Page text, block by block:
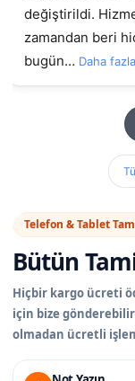
gelmiştim daha önce başka yerde yaptırmıştım
sorunluydu ama
Daha fazla oku
Telefon & Tablet
Bütün
Hiçbir kargo ücreti
için bize
olmadan ücretli